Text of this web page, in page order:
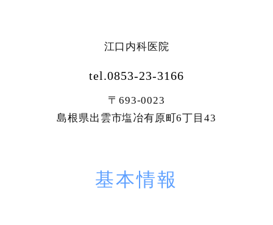
江口内科医院
tel.0853-23-3166
〒693-0023
島根県出雲市塩冶有原町6丁目43
基本情報